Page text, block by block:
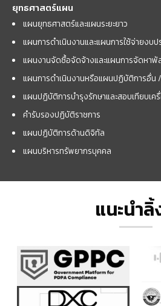
ยุทธศาสตร์แผน
แผนยุทธศาสตร์และแผนระยะยาว
แผนการดำเนินงานและแผนการใช้จ่ายงบ
แผนงานจัดซื้อจัดจ้างและแผนการจัดหาพั
แผนการดำเนินงานหรือแผนปฏิบัติการอื่น
แผนปฏิบัติการบำรุงรักษาและสอบเทียบเค
คำรับรองปฏิบัติราชการ
แผนปฏิบัติการด้านดิจิทัล
แผนบริหารทรัพยากรบุคคล
แนะนำ